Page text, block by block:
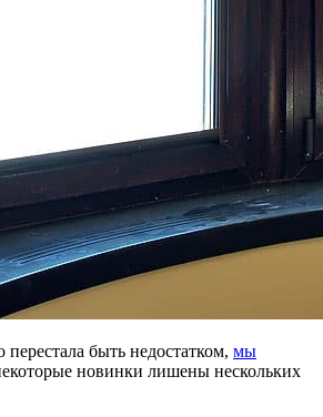
быть недостатком, мы
новинки лишены нескольких